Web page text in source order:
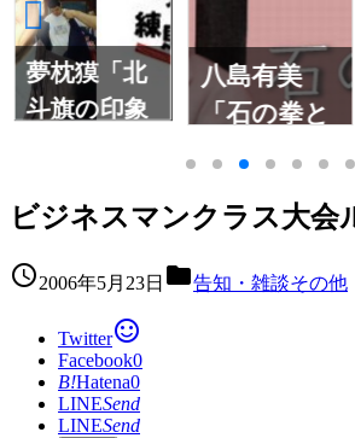
夢枕獏「北
斗旗の印象
八島有美
「石の拳と
ビジネスマンクラス大会
2006年5月23日 告知・雑談その他
Twitter
Facebook0
B!Hatena0
LINESend
LINESend